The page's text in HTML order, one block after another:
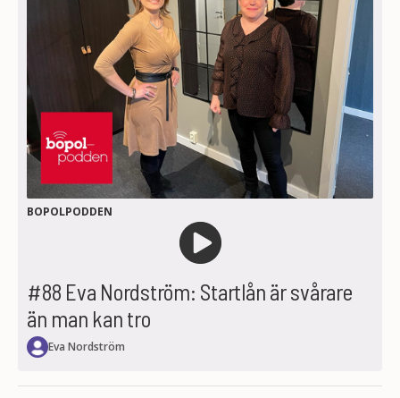
BOPOLPODDEN
#88 Eva Nordström: Startlån är svårare
än man kan tro
Eva Nordström